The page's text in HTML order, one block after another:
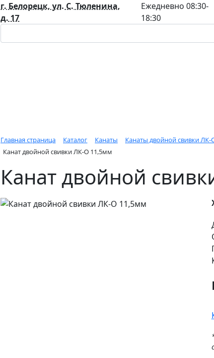
г. Белорецк, ул. С. Тюленина,
д. 17
Ежедневно 08:30-
18:30
Главная страница Каталог Канаты
Канаты двойной свивки ЛК-
Канат двойной свивки ЛК-О 11,5мм
Канат двойной